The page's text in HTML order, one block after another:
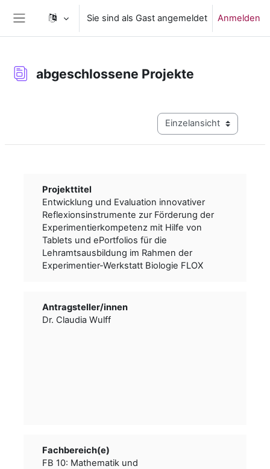
Website-Übersicht
Sie sind als Gast angemeldet Anmelden
abgeschlossene Projekte
Modus Tertiärnavigation
Projekttitel
Entwicklung und Evaluation innovativer
Reflexionsinstrumente zur Förderung der
Experimentierkompetenz mit Hilfe von
Tablets und ePortfolios für die
Lehramtsausbildung im Rahmen der
Experimentier-Werkstatt Biologie FLOX
Antragsteller/­­innen
Dr. Claudia Wulff
Fachbereich(e)
FB 10: Mathematik und